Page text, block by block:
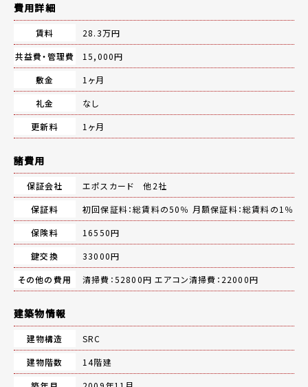
費用詳細
賃料
28.3万円
共益費・管理費
15,000円
敷金
1ヶ月
礼金
なし
更新料
1ヶ月
諸費用
保証会社
エポスカード 他2社
保証料
初回保証料：総賃料の50％ 月額保証料：総賃料の1％
保険料
16550円
鍵交換
33000円
その他の費用
清掃費：52800円 エアコン清掃費：22000円
建築物情報
建物構造
SRC
建物階数
14階建